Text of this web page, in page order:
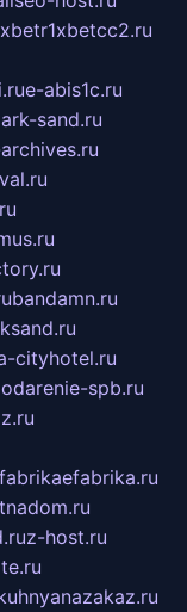
e-abis1c.ru
sand.ru
bandamn.ru
cityhotel.ru
spb.ru
z-host.ru